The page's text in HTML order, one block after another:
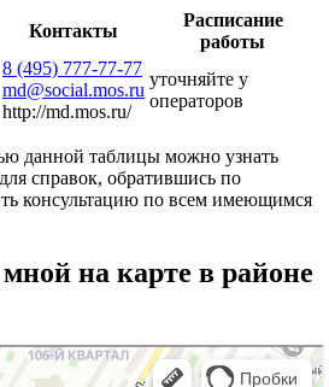
Контакты
Расписание
работы
8 (495) 777-77-77
md@social.mos.ru
http://md.mos.ru/
уточняйте у
операторов
данной таблицы можно узнать
справок, обратившись по
консультацию по всем имеющимся
на карте в районе